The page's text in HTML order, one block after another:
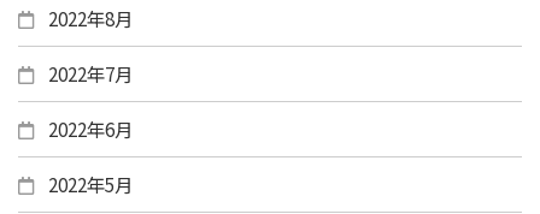
2022年8月
2022年7月
2022年6月
2022年5月